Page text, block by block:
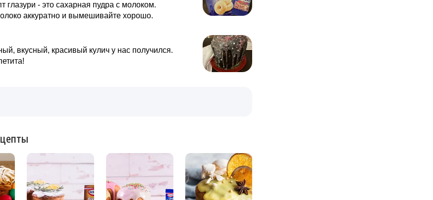
глазури - это сахарная пудра с молоком.
аккуратно и вымешивайте хорошо.
вкусный, красивый кулич у нас получился.